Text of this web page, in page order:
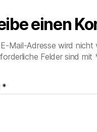
einen
Mail-Adresse wird
Felder sind mit
*